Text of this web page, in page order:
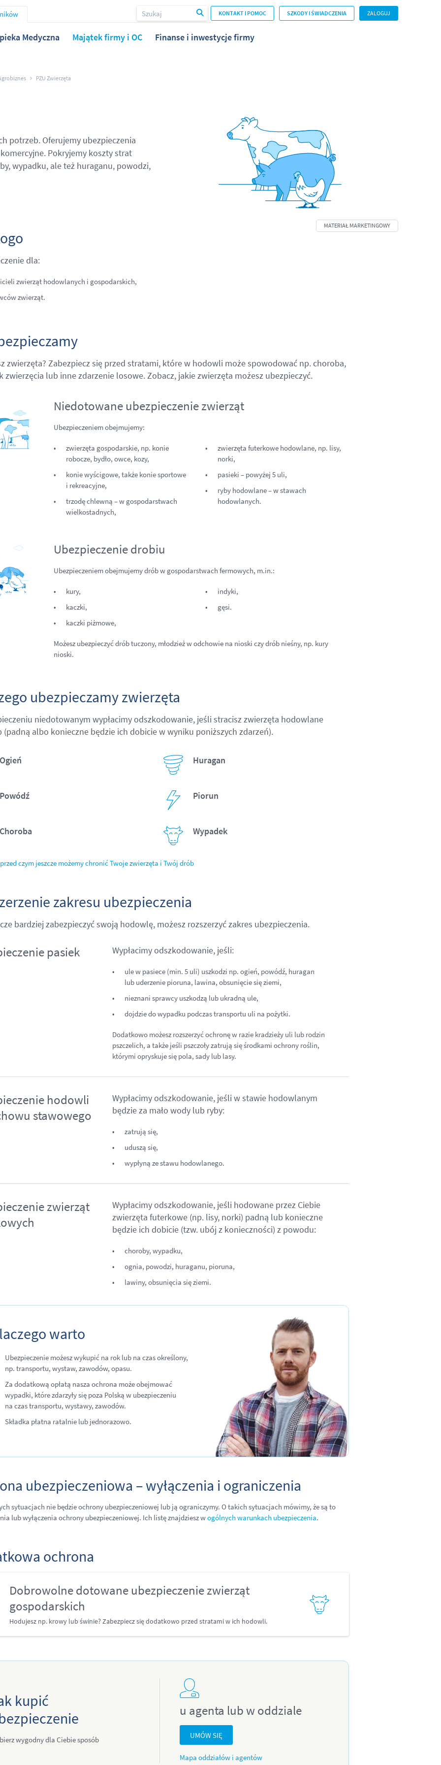
Medyczna Majątek firmy i OC Finanse i inwestycje firmy
KONTAKT I POMOC SZKODY I ŚWIADCZENIA ZALOGUJ
PZU Zwierzęta
potrzeb. Oferujemy ubezpieczenia
Pokryjemy koszty strat
wypadku, ale też huraganu, powodzi,
dla:
zwierząt hodowlanych i gospodarskich,
zwierząt.
zwierzęta? Zabezpiecz się przed stratami, które w hodowli może spowodować np. choroba,
zwierzęcia lub inne zdarzenie losowe. Zobacz, jakie zwierzęta możesz ubezpieczyć.
Niedotowane ubezpieczenie zwierząt
Ubezpieczeniem obejmujemy:
zwierzęta gospodarskie, np. konie
robocze, bydło, owce, kozy,
konie wyścigowe, także konie sportowe
i rekreacyjne,
trzodę chlewną – w gospodarstwach
wielkostadnych,
zwierzęta futerkowe hodowlane, np. lisy,
norki,
pasieki – powyżej 5 uli,
ryby hodowlane – w stawach
hodowlanych.
Ubezpieczenie drobiu
Ubezpieczeniem obejmujemy drób w gospodarstwach fermowych, m.in.:
kury,
kaczki,
kaczki piżmowe,
indyki,
gęsi.
Możesz ubezpieczyć drób tuczony, młodzież w odchowie na nioski czy drób nieśny, np. kury
nioski.
ubezpieczamy zwierzęta
niedotowanym wypłacimy odszkodowanie, jeśli stracisz zwierzęta hodowlane
(padną albo konieczne będzie ich dobicie w wyniku poniższych zdarzeń).
Ogień Huragan
Powódź Piorun
Choroba Wypadek
czym jeszcze możemy chronić Twoje zwierzęta i Twój drób
zakresu ubezpieczenia
bardziej zabezpieczyć swoją hodowlę, możesz rozszerzyć zakres ubezpieczenia.
pasiek Wypłacimy odszkodowanie, jeśli:
ule w pasiece (min. 5 uli) uszkodzi np. ogień, powódź, huragan
lub uderzenie pioruna, lawina, obsunięcie się ziemi,
nieznani sprawcy uszkodzą lub ukradną ule,
dojdzie do wypadku podczas transportu uli na pożytki.
Dodatkowo możesz rozszerzyć ochronę w razie kradzieży uli lub rodzin
pszczelich, a także jeśli pszczoły zatrują się środkami ochrony roślin,
którymi opryskuje się pola, sady lub lasy.
hodowli
stawowego
Wypłacimy odszkodowanie, jeśli w stawie hodowlanym
będzie za mało wody lub ryby:
zatrują się,
uduszą się,
wypłyną ze stawu hodowlanego.
zwierząt
Wypłacimy odszkodowanie, jeśli hodowane przez Ciebie
zwierzęta futerkowe (np. lisy, norki) padną lub konieczne
będzie ich dobicie (tzw. ubój z konieczności) z powodu:
choroby, wypadku,
ognia, powodzi, huraganu, pioruna,
lawiny, obsunięcia się ziemi.
warto
Ubezpieczenie możesz wykupić na rok lub na czas określony,
np. transportu, wystaw, zawodów, opasu.
Za dodatkową opłatą nasza ochrona może obejmować
wypadki, które zdarzyły się poza Polską w ubezpieczeniu
na czas transportu, wystawy, zawodów.
Składka płatna ratalnie lub jednorazowo.
ubezpieczeniowa – wyłączenia i ograniczenia
sytuacjach nie będzie ochrony ubezpieczeniowej lub ją ograniczymy. O takich sytuacjach mówimy, że są to
lub wyłączenia ochrony ubezpieczeniowej. Ich listę znajdziesz wogólnych warunkach ubezpieczenia.
ochrona
Dobrowolne dotowane ubezpieczenie zwierząt
gospodarskich
Hodujesz np. krowy lub świnie? Zabezpiecz się dodatkowo przed stratami w ich hodowli.
kupić
wygodny dla Ciebie sposób
u agenta lub w oddziale
UMÓW SIĘ
Mapa oddziałów i agentów